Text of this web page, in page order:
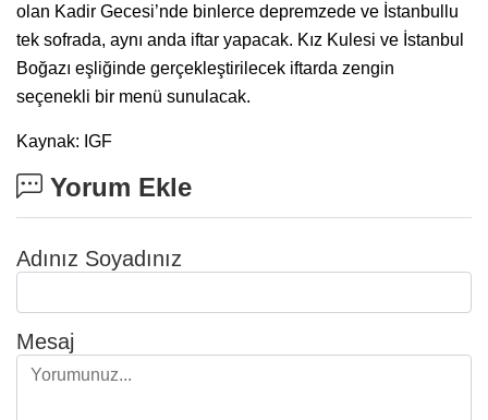
olan Kadir Gecesi’nde binlerce depremzede ve İstanbullu
tek sofrada, aynı anda iftar yapacak. Kız Kulesi ve İstanbul
Boğazı eşliğinde gerçekleştirilecek iftarda zengin
seçenekli bir menü sunulacak.
Kaynak: IGF
Yorum Ekle
Adınız Soyadınız
Mesaj